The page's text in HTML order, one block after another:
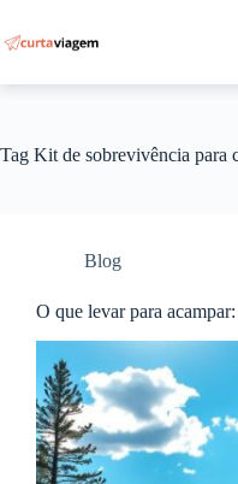
para
o
Tag Kit de sobrevivência para
Blog
O que levar para